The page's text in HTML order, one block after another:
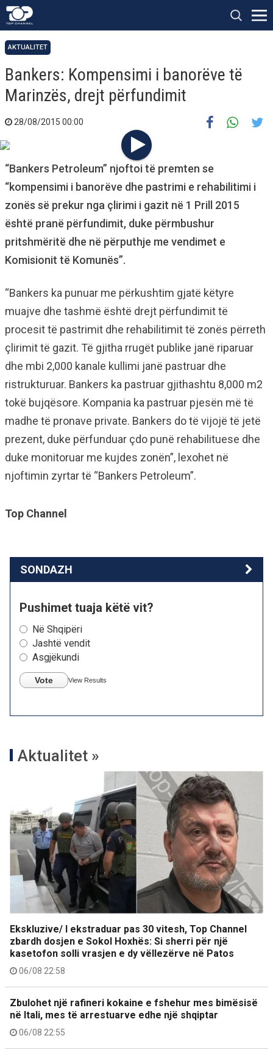
AKTUALITET
Bankers: Kompensimi i banorëve të
Marinzës, drejt përfundimit
28/08/2015 00:00
“Bankers Petroleum” njoftoi të premten se
“kompensimi i banorëve dhe pastrimi e rehabilitimi i
zonës së prekur nga çlirimi i gazit në 1 Prill 2015
është pranë përfundimit, duke përmbushur
pritshmëritë dhe në përputhje me vendimet e
Komisionit të Komunës”.
“Bankers ka punuar me përkushtim gjatë këtyre
muajve dhe tashmë është drejt përfundimit të
procesit të pastrimit dhe rehabilitimit të zonës përreth
çlirimit të gazit. Të gjitha rrugët publike janë riparuar
dhe mbi 2,000 kanale kullimi janë pastruar dhe
ristrukturuar. Bankers ka pastruar gjithashtu 8,000 m2
tokë bujqësore. Kompania ka pastruar pjesën më të
madhe të pronave private. Bankers do të vijojë të jetë
prezent, duke përfunduar çdo punë rehabilituese dhe
duke monitoruar me kujdes zonën”, lexohet në
njoftimin zyrtar të “Bankers Petroleum”.
Top Channel
SONDAZH
Pushimet tuaja këtë vit?
Në Shqipëri
Jashtë vendit
Asgjëkundi
Vote View Results
Aktualitet »
Ekskluzive/ I ekstraduar pas 30 vitesh, Top Channel
zbardh dosjen e Sokol Hoxhës: Si sherri për një
kasetofon solli vrasjen e dy vëllezërve në Patos
06/08 22:58
Zbulohet një rafineri kokaine e fshehur mes bimësisë
në Itali, mes të arrestuarve edhe një shqiptar
06/08 22:55